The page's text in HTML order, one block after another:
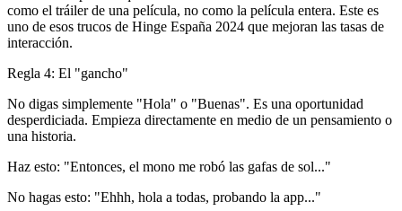
como el tráiler de una película, no como la película entera. Este es
uno de esos trucos de Hinge España 2024 que mejoran las tasas de
interacción.
Regla 4: El "gancho"
No digas simplemente "Hola" o "Buenas". Es una oportunidad
desperdiciada. Empieza directamente en medio de un pensamiento o
una historia.
Haz esto: "Entonces, el mono me robó las gafas de sol..."
No hagas esto: "Ehhh, hola a todas, probando la app..."